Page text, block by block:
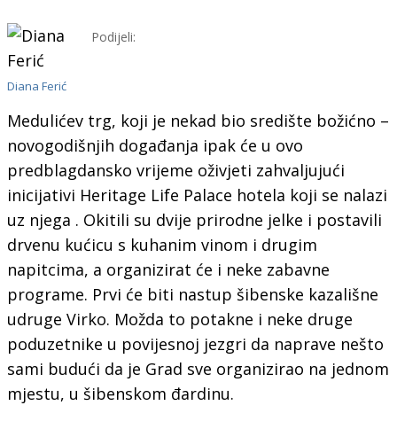
Diana Ferić
Podijeli:
Medulićev trg, koji je nekad bio središte božićno –
novogodišnjih događanja ipak će u ovo
predblagdansko vrijeme oživjeti zahvaljujući
inicijativi Heritage Life Palace hotela koji se nalazi
uz njega . Okitili su dvije prirodne jelke i postavili
drvenu kućicu s kuhanim vinom i drugim
napitcima, a organizirat će i neke zabavne
programe. Prvi će biti nastup šibenske kazališne
udruge Virko. Možda to potakne i neke druge
poduzetnike u povijesnoj jezgri da naprave nešto
sami budući da je Grad sve organizirao na jednom
mjestu, u šibenskom đardinu.